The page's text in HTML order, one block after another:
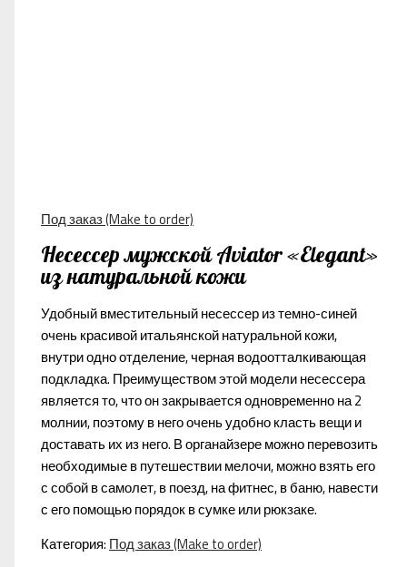
Под заказ (Make to order)
Несессер мужской Aviator «Elegant»
из натуральной кожи
Удобный вместительный несессер из темно-синей
очень красивой итальянской натуральной кожи,
внутри одно отделение, черная водоотталкивающая
подкладка. Преимуществом этой модели несессера
является то, что он закрывается одновременно на 2
молнии, поэтому в него очень удобно класть вещи и
доставать их из него. В органайзере можно перевозить
необходимые в путешествии мелочи, можно взять его
с собой в самолет, в поезд, на фитнес, в баню, навести
с его помощью порядок в сумке или рюкзаке.
Категория: Под заказ (Make to order)